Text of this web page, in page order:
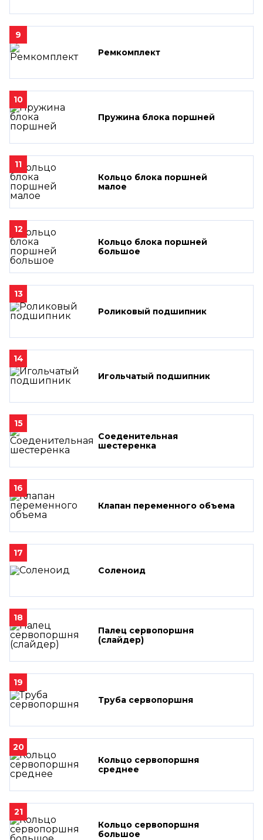
9
Ремкомплект
10
Пружина блока поршней
11
Кольцо блока поршней
малое
12
Кольцо блока поршней
большое
13
Роликовый подшипник
14
Игольчатый подшипник
15
Соеденительная
шестеренка
16
Клапан переменного объема
17
Соленоид
18
Палец сервопоршня
(слайдер)
19
Труба сервопоршня
20
Кольцо сервопоршня
среднее
21
Кольцо сервопоршня
большое